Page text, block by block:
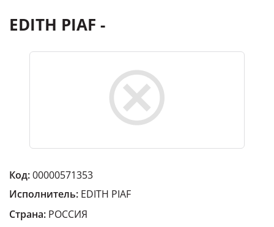
EDITH PIAF -
Код:00000571353
Исполнитель: EDITH PIAF
Страна: РОССИЯ